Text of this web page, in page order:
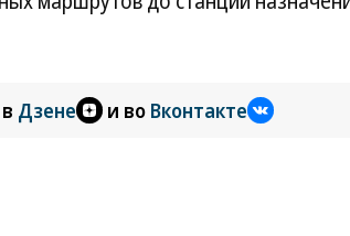
Дзене и во Вконтакте